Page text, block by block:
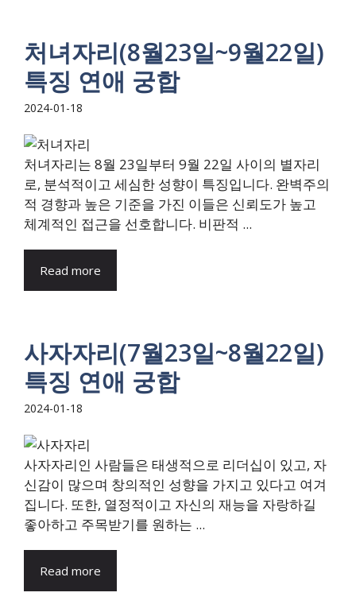
처녀자리(8월23일~9월22일)
특징 연애 궁합
2024-01-18
처녀자리는 8월 23일부터 9월 22일 사이의 별자리
로, 분석적이고 세심한 성향이 특징입니다. 완벽주의
적 경향과 높은 기준을 가진 이들은 신뢰도가 높고
체계적인 접근을 선호합니다. 비판적 ...
Read more
사자자리(7월23일~8월22일)
특징 연애 궁합
2024-01-18
사자자리인 사람들은 태생적으로 리더십이 있고, 자
신감이 많으며 창의적인 성향을 가지고 있다고 여겨
집니다. 또한, 열정적이고 자신의 재능을 자랑하길
좋아하고 주목받기를 원하는 ...
Read more